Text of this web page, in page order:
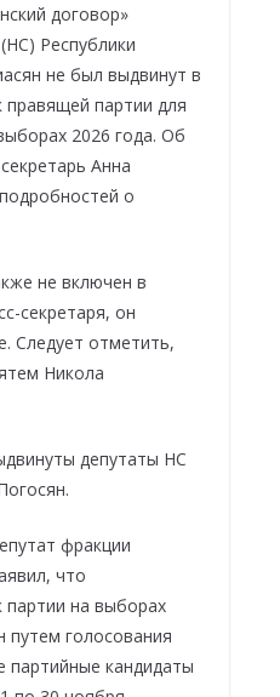
договор»
Республики
не был выдвинут в
партии для
2026 года. Об
Анна
о
не включен в
секретаря, он
Следует отметить,
Никола
депутаты НС
фракции
что
партии на выборах
путем голосования
партийные кандидаты